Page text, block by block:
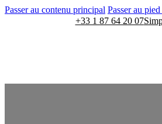
Passer au contenu principal Passer au
+33 1 87 64 20 07